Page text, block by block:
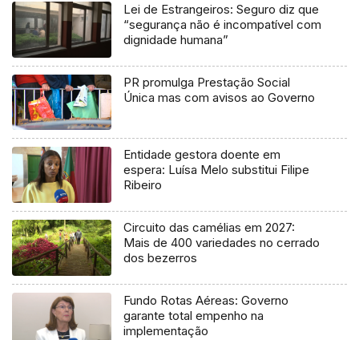
Lei de Estrangeiros: Seguro diz que
“segurança não é incompatível com
dignidade humana”
PR promulga Prestação Social
Única mas com avisos ao Governo
Entidade gestora doente em
espera: Luísa Melo substitui Filipe
Ribeiro
Circuito das camélias em 2027:
Mais de 400 variedades no cerrado
dos bezerros
Fundo Rotas Aéreas: Governo
garante total empenho na
implementação